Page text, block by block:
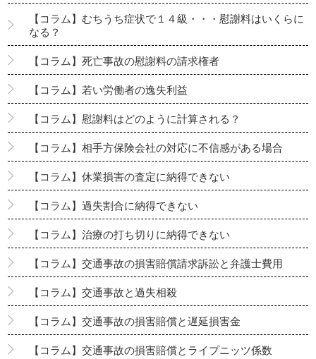
【コラム】むちうち症状で１４級・・・慰謝料はいくらに
なる？
【コラム】死亡事故の慰謝料の請求権者
【コラム】若い労働者の逸失利益
【コラム】慰謝料はどのように計算される？
【コラム】相手方保険会社の対応に不信感がある場合
【コラム】休業損害の査定に納得できない
【コラム】過失割合に納得できない
【コラム】治療の打ち切りに納得できない
【コラム】交通事故の損害賠償請求訴訟と弁護士費用
【コラム】交通事故と過失相殺
【コラム】交通事故の損害賠償と遅延損害金
【コラム】交通事故の損害賠償とライプニッツ係数